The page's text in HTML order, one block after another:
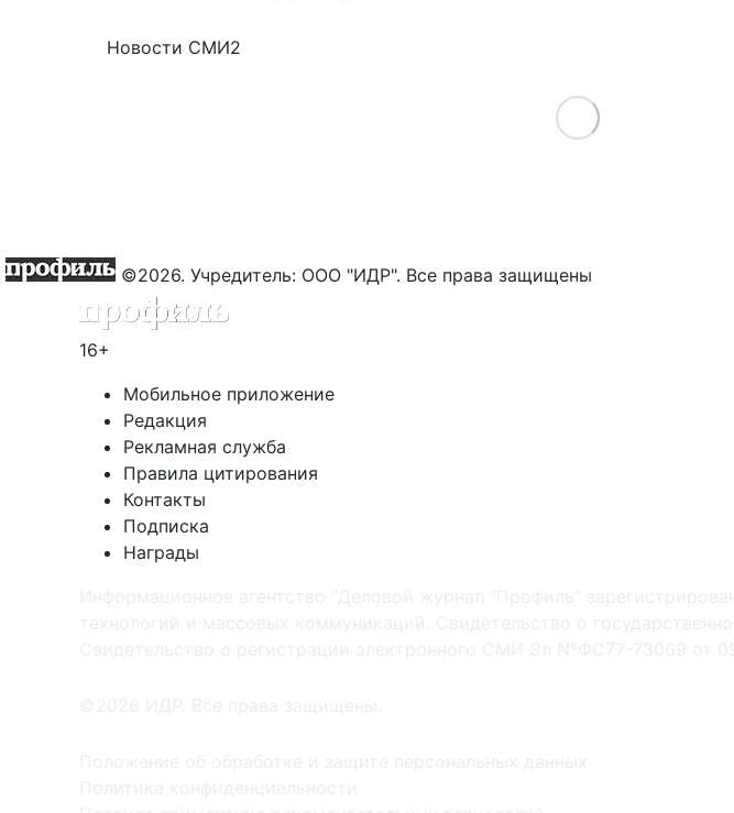
Новости СМИ2
Load More
©2026. Учредитель: ООО "ИДР". Все права защищены
16+
Мобильное приложение
Редакция
Рекламная служба
Правила цитирования
Контакты
Подписка
Награды